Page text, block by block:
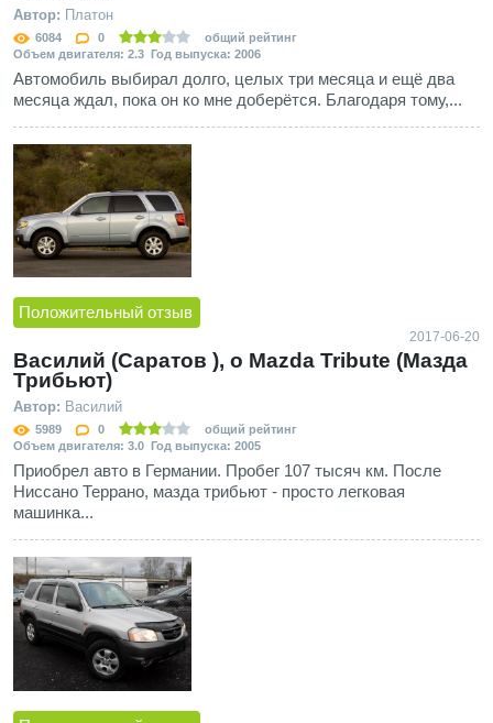
Автор: Платон
6084 0
общий рейтинг
Объем двигателя: 2.3 Год выпуска: 2006
Автомобиль выбирал долго, целых три месяца и ещё два
месяца ждал, пока он ко мне доберётся. Благодаря тому,...
Положительный отзыв
2017-06-20
Василий (Саратов ), о Mazda Tribute (Мазда
Трибьют)
Автор: Василий
5989 0
общий рейтинг
Объем двигателя: 3.0 Год выпуска: 2005
Приобрел авто в Германии. Пробег 107 тысяч км. После
Ниссано Террано, мазда трибьют - просто легковая
машинка...